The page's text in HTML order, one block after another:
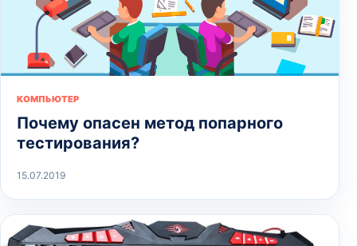
КОМПЬЮТЕР
Почему опасен метод попарного
тестирования?
15.07.2019